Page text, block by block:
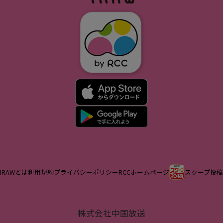
IRAWとは利用規約プライバシーポリシーRCCホームページ スクープ投稿
株式会社中国放送